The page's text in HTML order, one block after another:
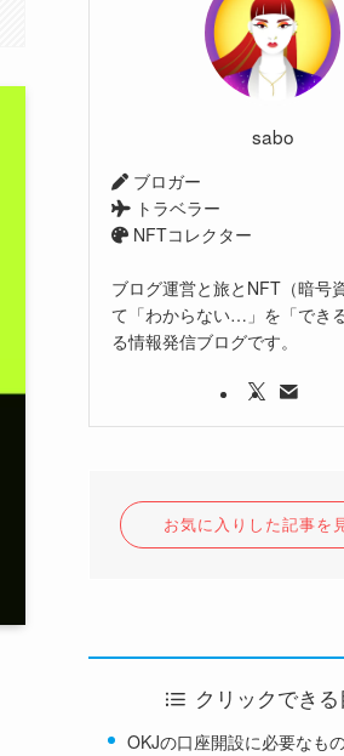
sabo
ブロガー
トラベラー
NFTコレクター
ブログ運営と旅とNFT（暗号
て「わからない…」を「でき
る情報発信ブログです。
お気に入りした記事を
クリックでき
OKJの口座開設に必要なも